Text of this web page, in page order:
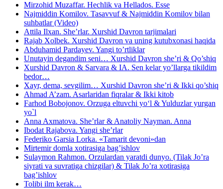
Mirzohid Muzaffar. Hechlik va Hellados. Esse
Najmiddin Komilov. Tasavvuf & Najmiddin Komilov bilan
suhbatlar (Video)
Attila Ilxan. She’rlar. Xurshid Davron tarjimalari
Rajab Xolbek. Xurshid Davron va uning kutubxonasi haqida
Abduhamid Pardayev. Yangi to’rtliklar
Unutayin degandim seni… Xurshid Davron she’ri & Qo’shiq
Xurshid Davron & Sarvara & IA. Sen kelar yo’llarga tikildim
bedor…
Xayr, dema, sevgilim… Xurshid Davron she’ri & Ikki qo’shiq
Ahmad A’zam. Asarlaridan fiqralar & Ikki kitob
Farhod Bobojonov. Orzuga eltuvchi yo‘l & Yulduzlar yurgan
yo`l
Anna Axmatova. She’rlar & Anatoliy Nayman. Anna
Ibodat Rajabova. Yangi she’rlar
Federiko Garsia Lorka. «Tamarit devoni»dan
Mirtemir domla xotirasiga bag’ishlov
Sulaymon Rahmon. Orzulardan yaratdi dunyo. (Tilak Jo’ra
siyrati va suvratiga chizgilar) & Tilak Jo’ra xotirasiga
bag’ishlov
Tolibi ilm kerak…